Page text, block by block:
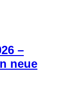
–
neue